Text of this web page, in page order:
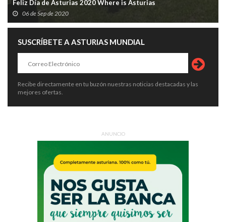
Feliz Día de Asturias 2020 Where is Asturias
06 de Sep de 2020
SUSCRÍBETE A ASTURIAS MUNDIAL
Recibe directamente en tu buzón nuestras noticias destacadas y las
mejores ofertas.
ANUNCIO